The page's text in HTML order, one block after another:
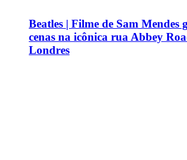
Beatles | Filme de Sam Mendes
cenas na icônica rua Abbey
Londres